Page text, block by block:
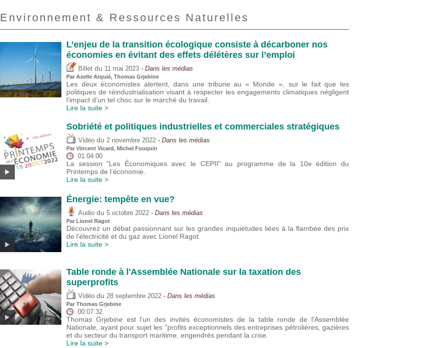
Environnement & Ressources Naturelles
L’enjeu de la transition écologique consiste à décarboner nos
économies en évitant des effets délétères sur l’emploi
Billet du 11 mai 2023 - Dans les médias
Par Axelle Arquié, Thomas Grjebine
Les deux économistes alertent, dans une tribune au « Monde », sur le fait que les
politiques de réindustrialisation visant à respecter les engagements climatiques négligent
l’impact d’un tel choc sur le marché du travail.
Lire la suite >
Sobriété et politiques industrielles et commerciales stratégiques
Vidéo du 2 novembre 2022 - Dans les médias
Par Vincent Vicard, Michel Fouquin
01:04:00
La session "Les Économiques avec le CEPII" au programme de la 10e édition du
Printemps de l’économie.
Lire la suite >
Énergie: tempête en vue?
Audio du 5 octobre 2022 - Dans les médias
Par Lionel Ragot
Découvrez un débat passionnant sur les grandes inquiétudes liées à la flambée des prix
de l’électricité et du gaz avec Lionel Ragot.
Lire la suite >
Table ronde à l'Assemblée Nationale sur la taxation des
superprofits
Vidéo du 28 septembre 2022 - Dans les médias
Par Thomas Grjebine
00:07:32
Thomas Grjebine est l'un des invités économistes de la table ronde de l'Assemblée
Nationale, ayant pour sujet les "profits exceptionnels des entreprises pétrolières, gazières
et du secteur du transport maritime, engendrés pendant la crise.
Lire la suite >